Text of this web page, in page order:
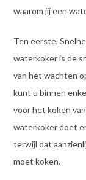
waarom jij een
Ten eerste,
waterkoker is de
van het wachten
kunt u binnen
voor het koken
waterkoker doet
terwijl dat
moet koken.